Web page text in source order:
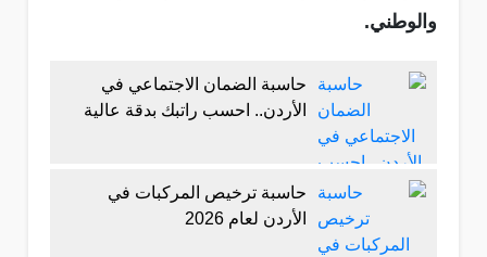
والوطني.
حاسبة الضمان الاجتماعي في
الأردن.. احسب راتبك بدقة عالية
حاسبة ترخيص المركبات في
الأردن لعام 2026